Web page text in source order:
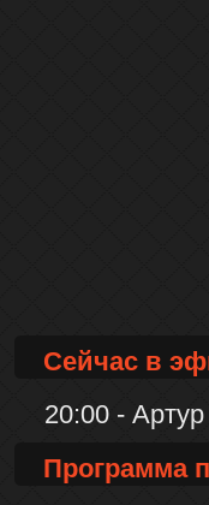
Сейчас в
20:00 -
Программа